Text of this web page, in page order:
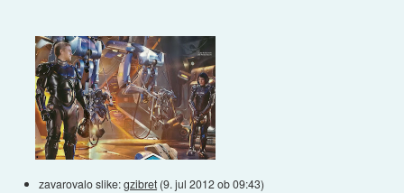
zavarovalo slike:gzibret (9. jul 2012 ob 09:43)